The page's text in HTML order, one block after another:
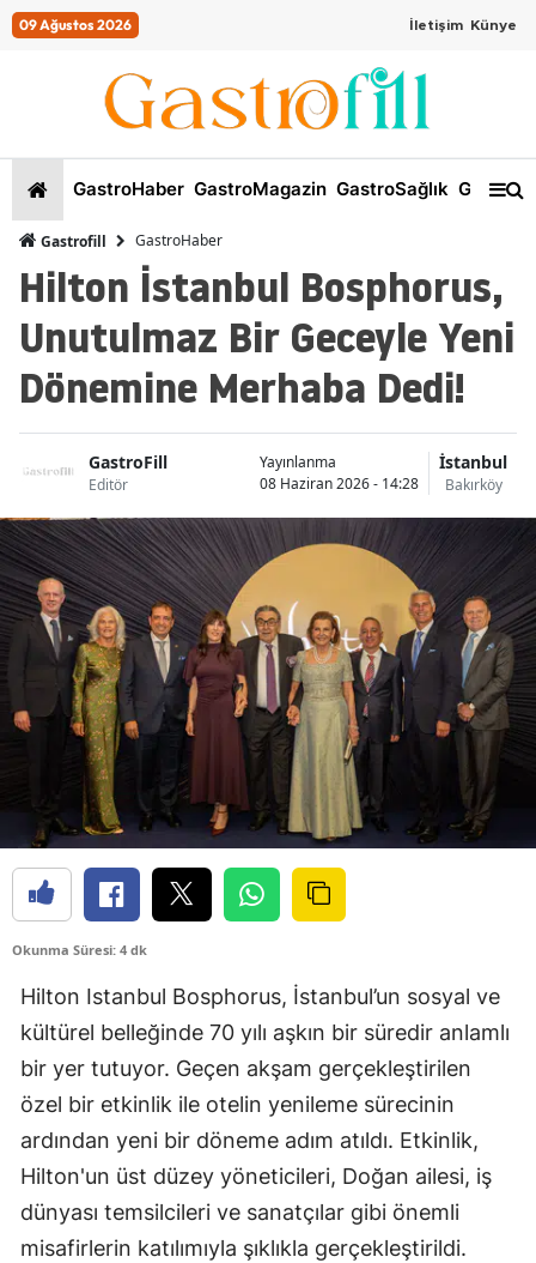
09 Ağustos 2026 İletişim Künye
GastroHaber GastroMagazin GastroSağlık
Gastrofill GastroHaber
Hilton İstanbul Bosphorus,
Unutulmaz Bir Geceyle Yeni
Dönemine Merhaba Dedi!
GastroFill
Editör
Yayınlanma
08 Haziran 2026 - 14:28
İstanbul
Bakırköy
Okunma Süresi: 4 dk
Hilton Istanbul Bosphorus, İstanbul’un sosyal ve
kültürel belleğinde 70 yılı aşkın bir süredir anlamlı
bir yer tutuyor. Geçen akşam gerçekleştirilen
özel bir etkinlik ile otelin yenileme sürecinin
ardından yeni bir döneme adım atıldı. Etkinlik,
Hilton'un üst düzey yöneticileri, Doğan ailesi, iş
dünyası temsilcileri ve sanatçılar gibi önemli
misafirlerin katılımıyla şıklıkla gerçekleştirildi.